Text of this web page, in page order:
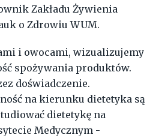
Zakładu Żywienia
o Zdrowiu WUM.
i owocami, wizualizujemy
spożywania produktów.
doświadczenie.
na kierunku dietetyka są
dietetykę na
Medycznym -